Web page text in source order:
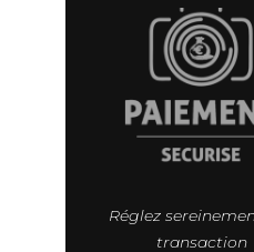
Réglez
transaction